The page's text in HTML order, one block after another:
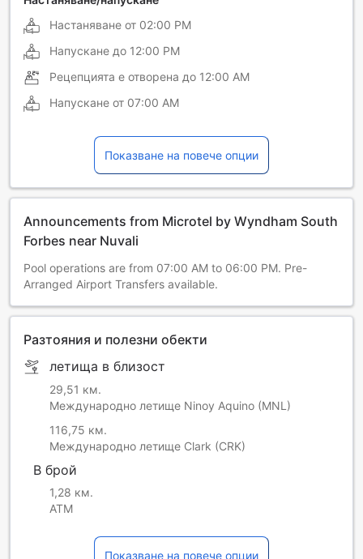
Настаняване от 02:00 PM
Напускане до 12:00 PM
Рецепцията е отворена до 12:00 AM
Напускане от 07:00 AM
Показване на повече опции
Announcements from Microtel by Wyndham South
Forbes near Nuvali
Pool operations are from 07:00 AM to 06:00 PM. Pre-
Arranged Airport Transfers available.
Разтояния и полезни обекти
летища в близост
29,51 км.
Международно летище Ninoy Aquino (MNL)
116,75 км.
Международно летище Clark (CRK)
В брой
1,28 км.
ATM
Показване на повече опции